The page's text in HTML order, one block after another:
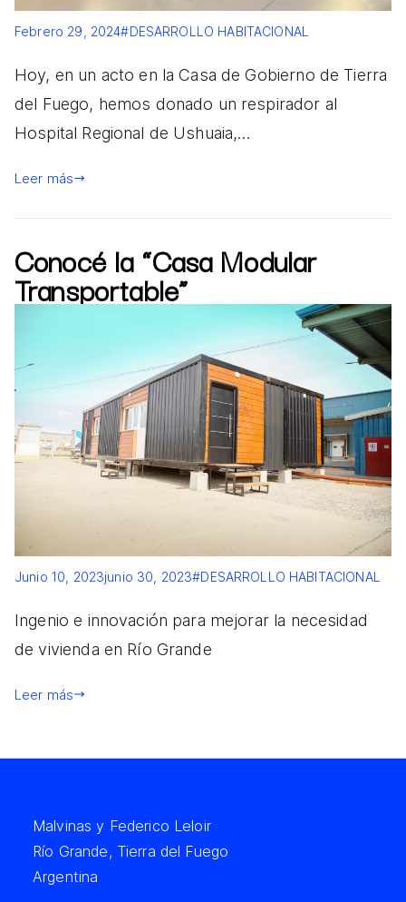
Febrero 29, 2024#DESARROLLO HABITACIONAL
Hoy, en un acto en la Casa de Gobierno de Tierra
del Fuego, hemos donado un respirador al
Hospital Regional de Ushuaia,…
Leer más
Conocé la “Casa Modular
Transportable”
Junio 10, 2023junio 30, 2023#DESARROLLO HABITACIONAL
Ingenio e innovación para mejorar la necesidad
de vivienda en Río Grande
Leer más
Malvinas y Federico Leloir
Río Grande, Tierra del Fuego
Argentina